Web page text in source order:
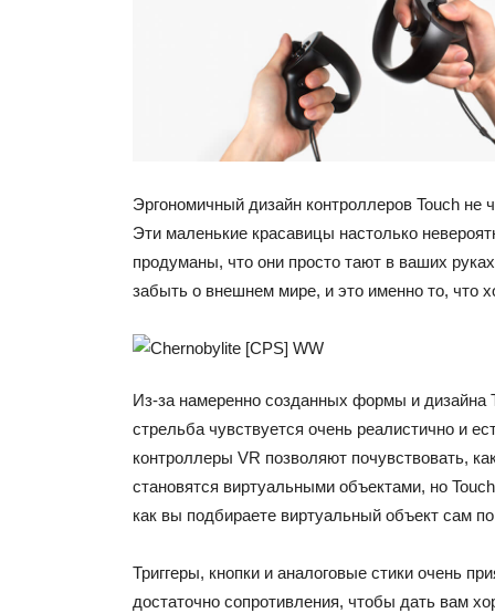
Эргономичный дизайн контроллеров Touch не
Эти маленькие красавицы настолько
продуманы, что они просто тают в ваших
забыть о внешнем мире, и это именно то, что
Из-за намеренно созданных формы и дизайна
стрельба чувствуется очень реалистично и
контроллеры VR позволяют почувствовать,
становятся виртуальными объектами, но
как вы подбираете виртуальный объект сам
Триггеры, кнопки и аналоговые стики очень
достаточно сопротивления, чтобы дать вам